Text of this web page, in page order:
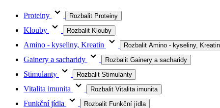
Proteiny Rozbalit Proteiny
Klouby Rozbalit Klouby
Amino - kyseliny, Kreatin Rozbalit Amino - kyseliny, Kreatin
Gainery a sacharidy Rozbalit Gainery a sacharidy
Stimulanty Rozbalit Stimulanty
Vitalita imunita Rozbalit Vitalita imunita
Funkční jídla Rozbalit Funkční jídla